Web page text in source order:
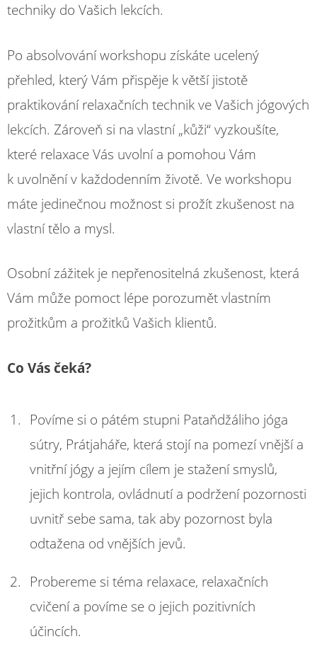
techniky do Vašich lekcích.
Po absolvování workshopu získáte ucelený
přehled, který Vám přispěje k větší jistotě
praktikování relaxačních technik ve Vašich jógových
lekcích. Zároveň si na vlastní „kůži“ vyzkoušíte,
které relaxace Vás uvolní a pomohou Vám
k uvolnění v každodenním životě. Ve workshopu
máte jedinečnou možnost si prožít zkušenost na
vlastní tělo a mysl.
Osobní zážitek je nepřenositelná zkušenost, která
Vám může pomoct lépe porozumět vlastním
prožitkům a prožitků Vašich klientů.
Co Vás čeká?
Povíme si o pátém stupni Pataňdžáliho jóga
sútry, Prátjaháře, která stojí na pomezí vnější a
vnitřní jógy a jejím cílem je stažení smyslů,
jejich kontrola, ovládnutí a podržení pozornosti
uvnitř sebe sama, tak aby pozornost byla
odtažena od vnějších jevů.
Probereme si téma relaxace, relaxačních
cvičení a povíme se o jejich pozitivních
účincích.